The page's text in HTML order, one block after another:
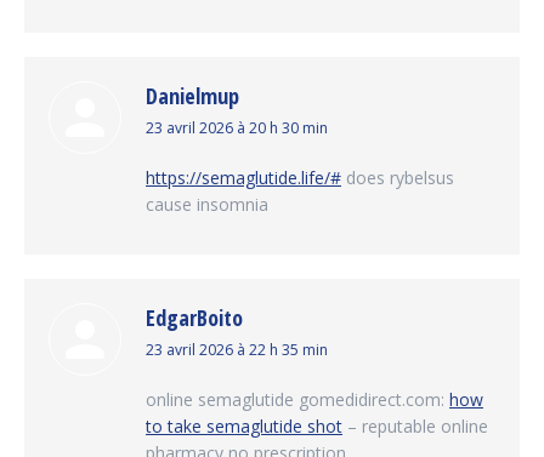
Danielmup
dit
23 avril 2026 à 20 h 30 min
https://semaglutide.life/# does rybelsus
cause insomnia
EdgarBoito
dit
23 avril 2026 à 22 h 35 min
online semaglutide gomedidirect.com: how
to take semaglutide shot – reputable online